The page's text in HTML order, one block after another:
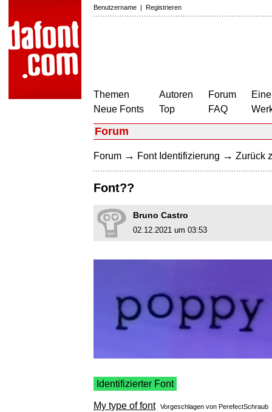
Benutzername | Registrieren
Themen
Neue Fonts
Autoren
Top
Forum
FAQ
Forum
Forum → Font Identifizierung → Zurück
Font??
Bruno Castro
02.12.2021 um 03:53
Identifizierter Font
My type of font Vorgeschlagen von PerefectSchraub